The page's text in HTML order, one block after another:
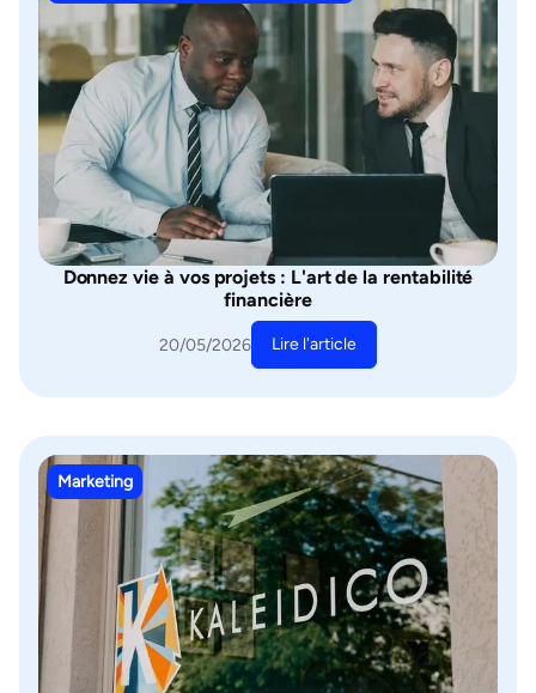
Donnez vie à vos projets : L'art de la rentabilité
financière
20/05/2026 Lire l'article
Marketing